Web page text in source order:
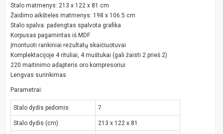
Stalo matmenys: 213 x 122 x 81 cm
Žaidimo aikštelės matmenys: 198 x 106.5 cm
Stalo spalva: padengtas spalvota grafika
Korpusas pagamintas iš MDF
Įmontuoti rankiniai rezultatų skaičiuotuvai
Komplektacijoje 4 rituliai, 4 muštukai (gali žaisti 2 prieš 2)
220 maitinimo adapteris oro kompresoriui
Lengvas surinkimas
Parametrai:
Stalo dydis pėdomis 7
Stalo dydis (cm) 213 x 122 x 81